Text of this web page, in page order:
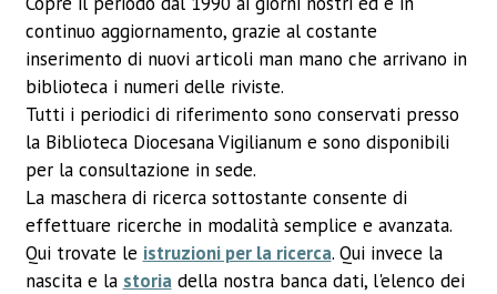
continuo aggiornamento, grazie al costante
inserimento di nuovi articoli man mano che arrivano in
biblioteca i numeri delle riviste.
Tutti i periodici di riferimento sono conservati presso
la Biblioteca Diocesana Vigilianum e sono disponibili
per la consultazione in sede.
La maschera di ricerca sottostante consente di
effettuare ricerche in modalità semplice e avanzata.
Qui trovate le istruzioni per la ricerca. Qui invece la
nascita e la storiadella nostra banca dati, l'elenco dei